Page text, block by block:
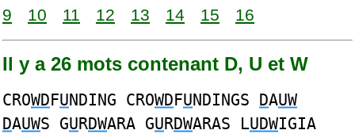
9
10 11 12 13 14 15 16
Il y a 26 mots contenant D, U et W
CROWDFUNDING CROWDFUNDINGS DAUW
DAUWS GURDWARA GURDWARAS LUDWIGIA